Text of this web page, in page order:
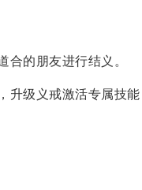
合的朋友进行结义。
升级义戒激活专属技能